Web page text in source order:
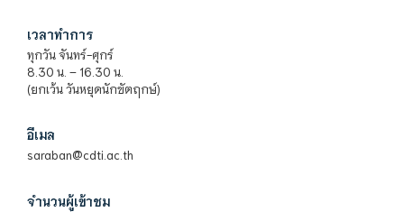
เวลาทำการ
ทุกวัน จันทร์-ศุกร์
8.30 น. – 16.30 น.
(ยกเว้น วันหยุดนักขัตฤกษ์)
อีเมล
saraban@cdti.ac.th
จำนวนผู้เข้าชม